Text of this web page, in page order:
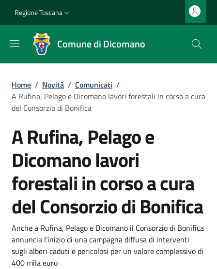
Slim top
Regione Toscana
Comune di Dicomano
Briciole di pane
Home / Novità / Comunicati /
A Rufina, Pelago e Dicomano lavori forestali in corso a cura
del Consorzio di Bonifica
A Rufina, Pelago e
Dicomano lavori
forestali in corso a cura
del Consorzio di Bonifica
Dettagli
Descrizione breve
Anche a Rufina, Pelago e Dicomano il Consorzio di Bonifica
annuncia l’inizio di una campagna diffusa di interventi
sugli alberi caduti e pericolosi per un valore complessivo di
400 mila euro